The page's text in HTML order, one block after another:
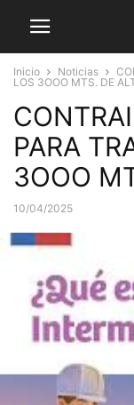
Inicio Noticias
LOS 3OOO MTS. DE
PARA
3OOO
10/04/2025